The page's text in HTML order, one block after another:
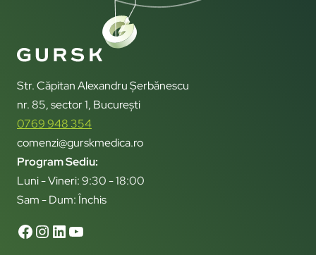
Str. Căpitan Alexandru Șerbănescu
nr. 85, sector 1, București
0769 948 354
comenzi@gurskmedica.ro
Program Sediu:
Luni - Vineri: 9:30 - 18:00
Sam - Dum: Închis